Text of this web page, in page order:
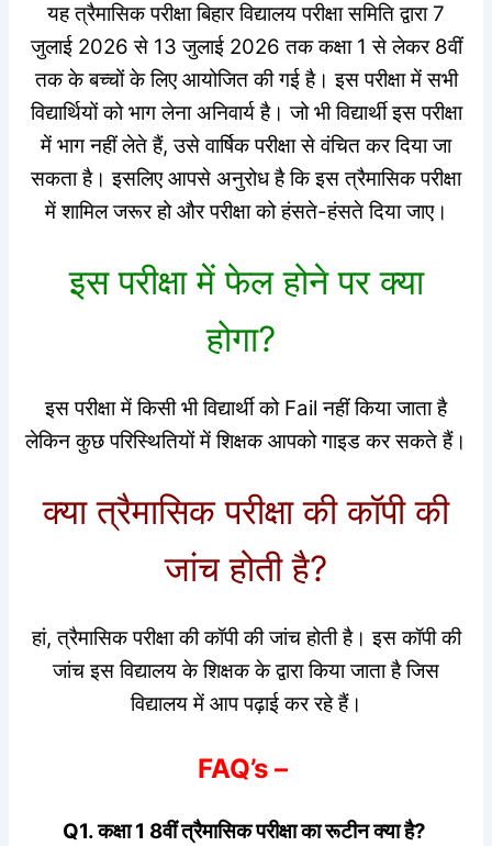
यह त्रैमासिक परीक्षा बिहार विद्यालय परीक्षा समिति द्वारा 7
जुलाई 2026 से 13 जुलाई 2026 तक कक्षा 1 से लेकर 8वीं
तक के बच्चों के लिए आयोजित की गई है। इस परीक्षा में सभी
विद्यार्थियों को भाग लेना अनिवार्य है। जो भी विद्यार्थी इस परीक्षा
में भाग नहीं लेते हैं, उसे वार्षिक परीक्षा से वंचित कर दिया जा
सकता है। इसलिए आपसे अनुरोध है कि इस त्रैमासिक परीक्षा
में शामिल जरूर हो और परीक्षा को हंसते-हंसते दिया जाए।
इस परीक्षा में फेल होने पर क्या
होगा?
इस परीक्षा में किसी भी विद्यार्थी को Fail नहीं किया जाता है
लेकिन कुछ परिस्थितियों में शिक्षक आपको गाइड कर सकते हैं।
क्या त्रैमासिक परीक्षा की कॉपी की
जांच होती है?
हां, त्रैमासिक परीक्षा की कॉपी की जांच होती है। इस कॉपी की
जांच इस विद्यालय के शिक्षक के द्वारा किया जाता है जिस
विद्यालय में आप पढ़ाई कर रहे हैं।
FAQ’s –
Q1. कक्षा 1 8वीं त्रैमासिक परीक्षा का रूटीन क्या है?